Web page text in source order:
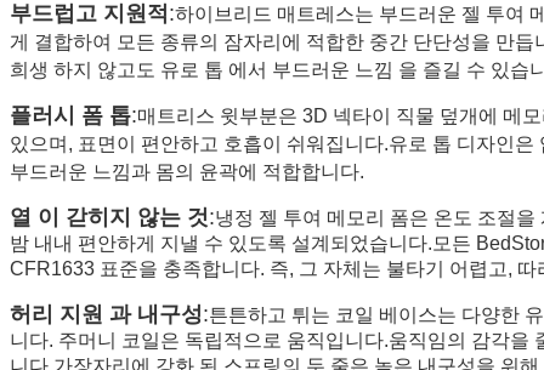
부드럽고 지원적 :하이브리드 매트레스는 부드러운 젤 투여
게 결합하여 모든 종류의 잠자리에 적합한 중간 단단성을 만
희생 하지 않고도 유로 톱 에서 부드러운 느낌 을 즐길 수 있습
플러시 폼 톱:매트리스 윗부분은 3D 넥타이 직물 덮개에 메
있으며, 표면이 편안하고 호흡이 쉬워집니다.유로 톱 디자인
부드러운 느낌과 몸의 윤곽에 적합합니다.
열 이 갇히지 않는 것:냉정 젤 투여 메모리 폼은 온도 조절
밤 내내 편안하게 지낼 수 있도록 설계되었습니다.모든
CFR1633 표준을 충족합니다. 즉, 그 자체는 불타기 어렵고,
허리 지원 과 내구성:튼튼하고 튀는 코일 베이스는 다양한
니다. 주머니 코일은 독립적으로 움직입니다.움직임의 감각을